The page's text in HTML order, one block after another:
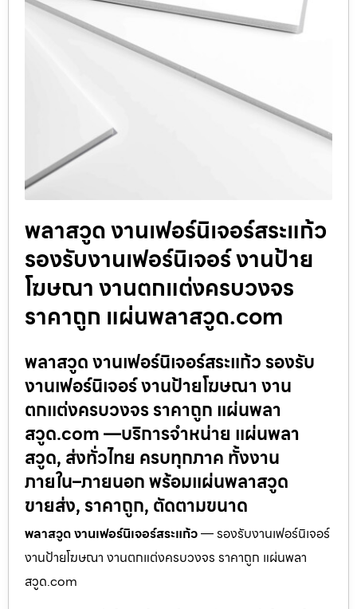
พลาสวูด งานเฟอร์นิเจอร์สระแก้ว
รองรับงานเฟอร์นิเจอร์ งานป้าย
โฆษณา งานตกแต่งครบวงจร
ราคาถูก แผ่นพลาสวูด.com
พลาสวูด งานเฟอร์นิเจอร์สระแก้ว รองรับ
งานเฟอร์นิเจอร์ งานป้ายโฆษณา งาน
ตกแต่งครบวงจร ราคาถูก แผ่นพลา
สวูด.com —บริการจำหน่าย แผ่นพลา
สวูด, ส่งทั่วไทย ครบทุกภาค ทั้งงาน
ภายใน–ภายนอก พร้อมแผ่นพลาสวูด
ขายส่ง, ราคาถูก, ตัดตามขนาด
พลาสวูด งานเฟอร์นิเจอร์สระแก้ว— รองรับงานเฟอร์นิเจอร์
งานป้ายโฆษณา งานตกแต่งครบวงจร ราคาถูก แผ่นพลา
สวูด.com